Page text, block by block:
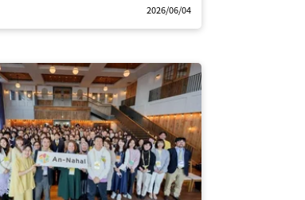
2026/06/04